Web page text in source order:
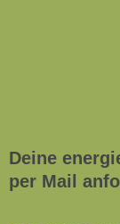
Deine
per Mail